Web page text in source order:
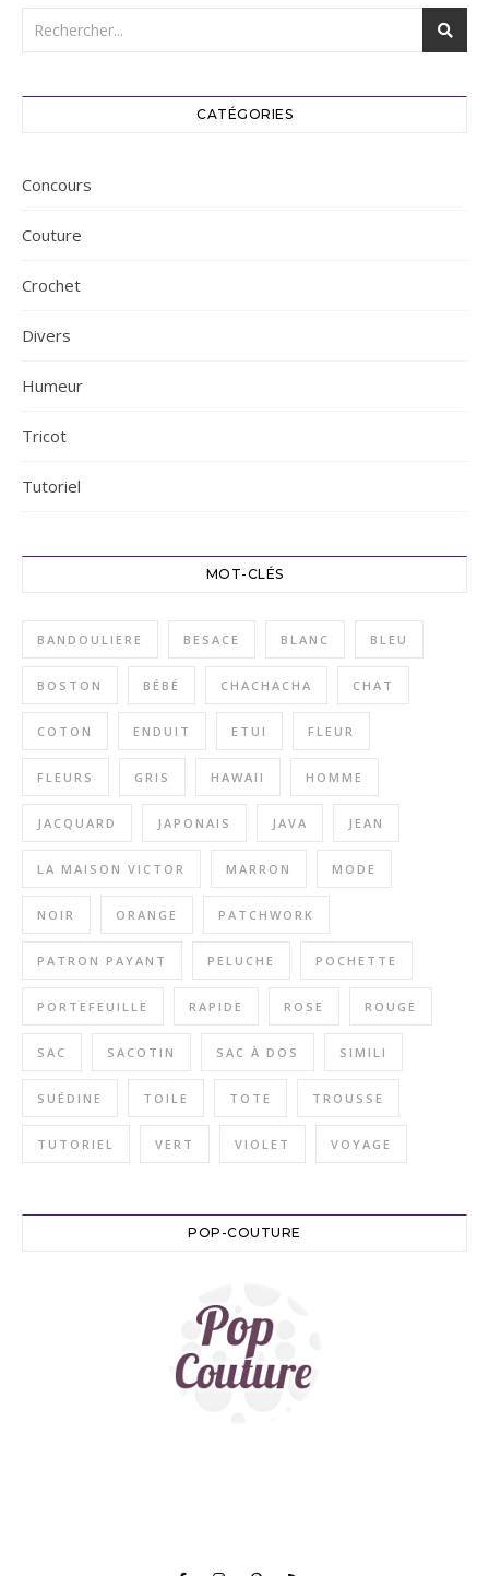
CATÉGORIES
Concours
Couture
Crochet
Divers
Humeur
Tricot
Tutoriel
MOT-CLÉS
BANDOULIERE BESACE BLANC BLEU
BOSTON BÉBÉ CHACHACHA CHAT
COTON ENDUIT ETUI FLEUR
FLEURS GRIS HAWAII HOMME
JACQUARD JAPONAIS JAVA JEAN
LA MAISON VICTOR MARRON MODE
NOIR ORANGE PATCHWORK
PATRON PAYANT PELUCHE POCHETTE
PORTEFEUILLE RAPIDE ROSE ROUGE
SAC SACOTIN SAC À DOS SIMILI
SUÉDINE TOILE TOTE TROUSSE
TUTORIEL VERT VIOLET VOYAGE
POP-COUTURE